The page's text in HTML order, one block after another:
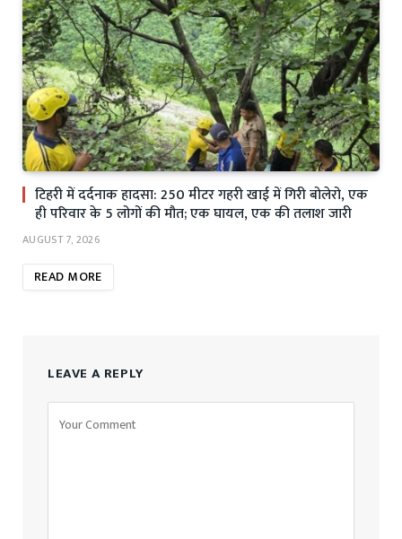
टिहरी में दर्दनाक हादसा: 250 मीटर गहरी खाई में गिरी बोलेरो, एक
ही परिवार के 5 लोगों की मौत; एक घायल, एक की तलाश जारी
AUGUST 7, 2026
READ MORE
LEAVE A REPLY